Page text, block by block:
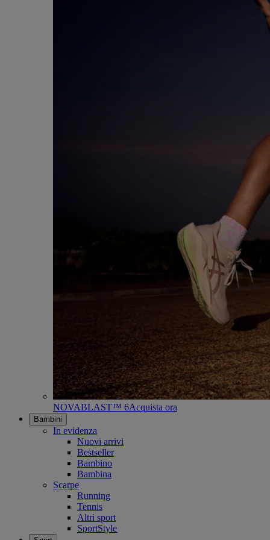
NOVABLAST™ 6Acquista ora
Bambini
In evidenza
Nuovi arrivi
Bestseller
Bambino
Bambina
Scarpe
Running
Tennis
Altri sport
SportStyle